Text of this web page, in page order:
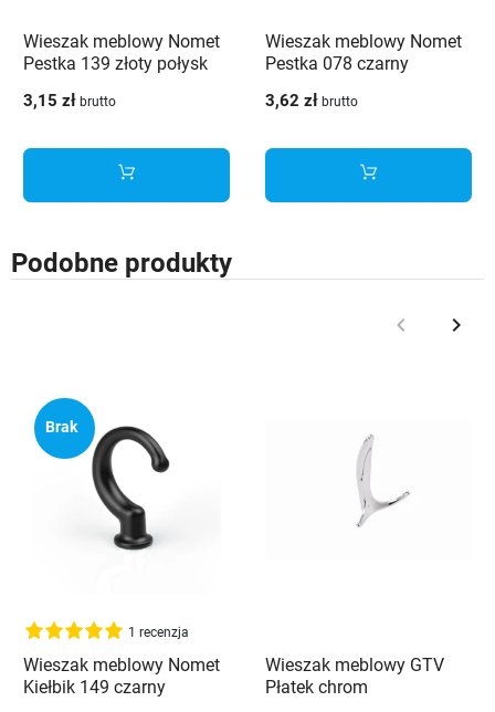
Wieszak meblowy Nomet
Pestka 139 złoty połysk
3,15 zł brutto
Wieszak meblowy Nomet
Pestka 078 czarny
3,62 zł brutto
Podobne produkty
Poprzedni
keyboard_arrow_left keyboard_arrow_right
Brak
1 recenzja
Wieszak meblowy Nomet
Kiełbik 149 czarny
Wieszak meblowy GTV
Płatek chrom